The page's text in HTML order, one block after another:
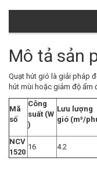
Mô tả sản
Quạt hút gió là giải pháp
hút mùi hoặc giảm độ
Mã
số
Công
suất (W
)
Lưu lượng
gió (m³/
NCV
1520
16 4.2